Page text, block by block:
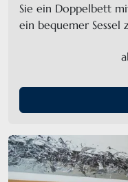
Sie ein Doppelbett
ein bequemer Sessel